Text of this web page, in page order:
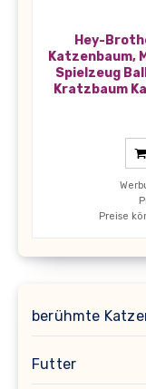
Hey-
Spielzeug
Kratzbaum
Preise
berühmte
Futter